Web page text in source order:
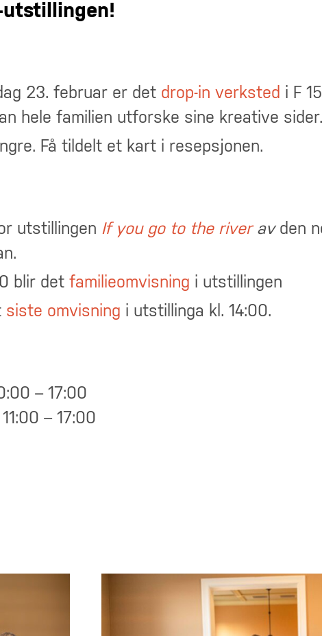
utstillingen!
23. februar er det drop-in verksted i F
hele familien utforske sine kreative sider.
Få tildelt et kart i resepsjonen.
utstillingen If you go to the riveravden
blir det familieomvisning i utstillingen
siste omvisning i utstillinga kl. 14:00.
– 17:00
– 17:00